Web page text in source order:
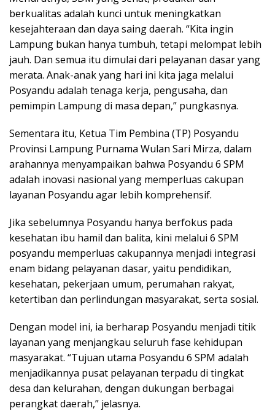
berkualitas adalah kunci untuk meningkatkan
kesejahteraan dan daya saing daerah. “Kita ingin
Lampung bukan hanya tumbuh, tetapi melompat lebih
jauh. Dan semua itu dimulai dari pelayanan dasar yang
merata. Anak-anak yang hari ini kita jaga melalui
Posyandu adalah tenaga kerja, pengusaha, dan
pemimpin Lampung di masa depan,” pungkasnya.
Sementara itu, Ketua Tim Pembina (TP) Posyandu
Provinsi Lampung Purnama Wulan Sari Mirza, dalam
arahannya menyampaikan bahwa Posyandu 6 SPM
adalah inovasi nasional yang memperluas cakupan
layanan Posyandu agar lebih komprehensif.
Jika sebelumnya Posyandu hanya berfokus pada
kesehatan ibu hamil dan balita, kini melalui 6 SPM
posyandu memperluas cakupannya menjadi integrasi
enam bidang pelayanan dasar, yaitu pendidikan,
kesehatan, pekerjaan umum, perumahan rakyat,
ketertiban dan perlindungan masyarakat, serta sosial.
Dengan model ini, ia berharap Posyandu menjadi titik
layanan yang menjangkau seluruh fase kehidupan
masyarakat. “Tujuan utama Posyandu 6 SPM adalah
menjadikannya pusat pelayanan terpadu di tingkat
desa dan kelurahan, dengan dukungan berbagai
perangkat daerah,” jelasnya.